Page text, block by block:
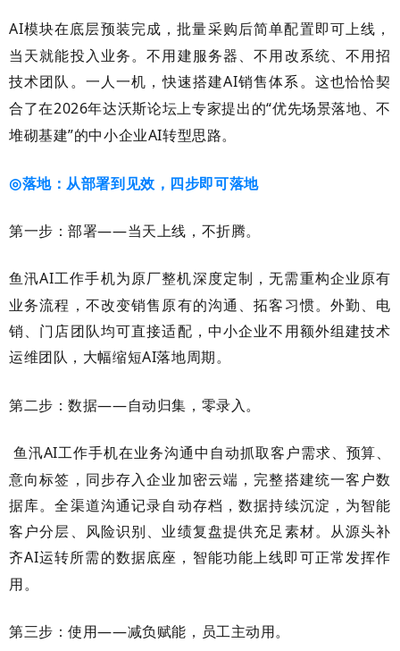
AI模块在底层预装完成，批量采购后简单配置即可上线，
当天就能投入业务。不用建服务器、不用改系统、不用招
技术团队。一人一机，快速搭建AI销售体系。这也恰恰契
合了在2026年达沃斯论坛上专家提出的“优先场景落地、不
堆砌基建”的中小企业AI转型思路。
◎落地：从部署到见效，四步即可落地
第一步：部署——当天上线，不折腾。
鱼汛AI工作手机为原厂整机深度定制，无需重构企业原有
业务流程，不改变销售原有的沟通、拓客习惯。外勤、电
销、门店团队均可直接适配，中小企业不用额外组建技术
运维团队，大幅缩短AI落地周期。
第二步：数据——自动归集，零录入。
鱼汛AI工作手机在业务沟通中自动抓取客户需求、预算、
意向标签，同步存入企业加密云端，完整搭建统一客户数
据库。全渠道沟通记录自动存档，数据持续沉淀，为智能
客户分层、风险识别、业绩复盘提供充足素材。从源头补
齐AI运转所需的数据底座，智能功能上线即可正常发挥作
用。
第三步：使用——减负赋能，员工主动用。